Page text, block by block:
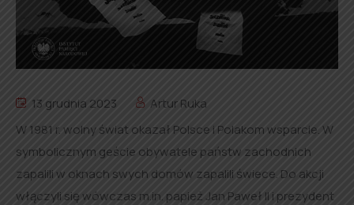
13 grudnia 2023
Artur Ruka
W 1981 r. wolny świat okazał Polsce i Polakom wsparcie. W
symbolicznym geście obywatele państw zachodnich
zapalili w oknach swych domów zapalili świece. Do akcji
włączyli się wówczas m.in. papież Jan Paweł II i prezydent